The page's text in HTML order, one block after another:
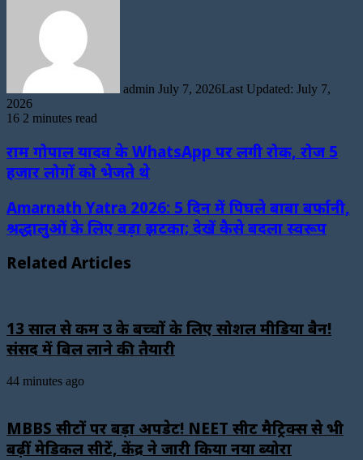
admin July 7, 2026Last Updated: July 7,
2026
16 2 minutes read
राम गोपाल यादव के WhatsApp पर लगी रोक, रोज 5
हजार लोगों को भेजते थे
Amarnath Yatra 2026: 5 दिन में पिघले बाबा बर्फानी,
श्रद्धालुओं के लिए बड़ा झटका; देखें कैसे बदला स्वरूप
Related Articles
13 साल से कम उम्र के बच्चों के लिए सोशल मीडिया बैन!
संसद में बिल लाने की तैयारी
44 minutes ago
MBBS सीटों पर बड़ा अपडेट! NEET सीट मैट्रिक्स से भी
बढ़ीं मेडिकल सीटें, केंद्र ने जारी किया नया ब्योरा